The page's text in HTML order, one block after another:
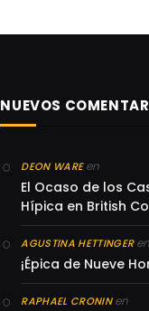
NUEVOS
DEON WAREen
El Ocaso de los
Hípica en British
AGUSTINA HETTINGERen
¡Épica de Nueve
RAPHAEL CRONINen